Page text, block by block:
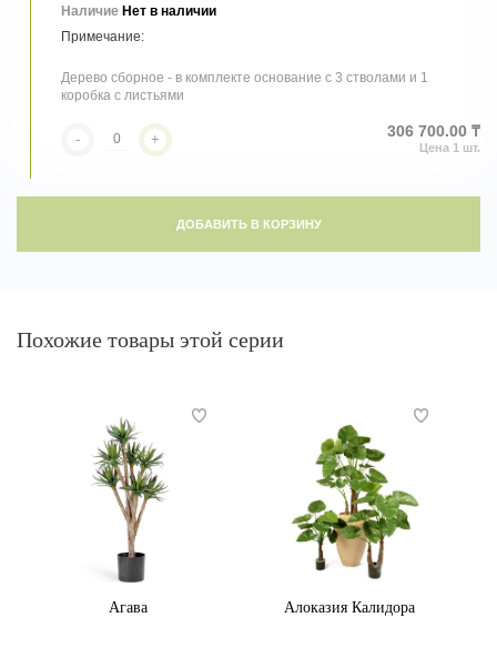
Наличие Нет в наличии
Дерево сборное - в комплекте основание с 3 стволами и 1
коробка с листьями
- + 306 700.00 ₸
ДОБАВИТЬ В КОРЗИНУ
Похожие товары этой серии
Агава Алоказия Калидора